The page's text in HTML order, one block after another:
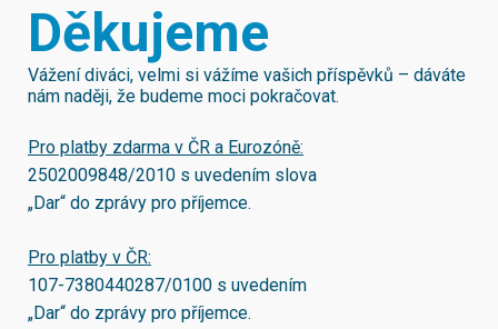
Děkujeme
Vážení diváci, velmi si vážíme vašich příspěvků – dáváte
nám naději, že budeme moci pokračovat.
Pro platby zdarma v ČR a Eurozóně:
2502009848/2010 s uvedením slova
„Dar“ do zprávy pro příjemce.
Pro platby v ČR:
107-7380440287/0100 s uvedením
„Dar“ do zprávy pro příjemce.